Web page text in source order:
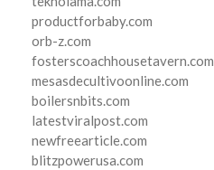
productforbaby.com
orb-z.com
fosterscoachhousetavern.com
mesasdecultivoonline.com
boilersnbits.com
latestviralpost.com
newfreearticle.com
blitzpowerusa.com